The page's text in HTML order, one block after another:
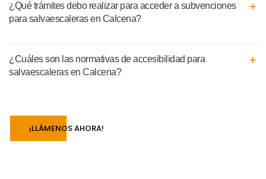
¿Qué trámites debo realizar para acceder a subvenciones
para salvaescaleras en Calcena?
¿Cuáles son las normativas de accesibilidad para
salvaescaleras en Calcena?
¡LLÁMENOS AHORA!